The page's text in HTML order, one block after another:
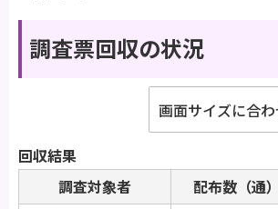
調査票回収の状況
画面サイズに合
回収結果
調査対象者
配布数（通）